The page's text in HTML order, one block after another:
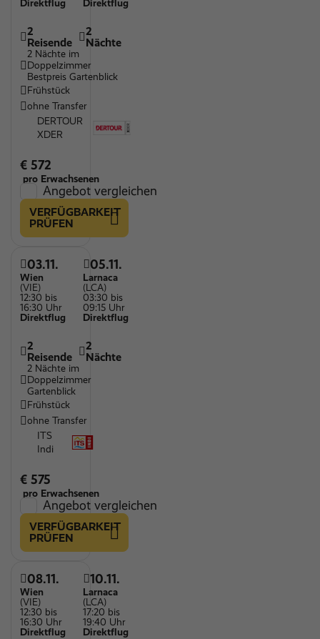
Direktflug Direktflug
2
Reisende
2
Nächte
2 Nächte im
Doppelzimmer
Bestpreis Gartenblick
Frühstück
ohne Transfer
DERTOUR
XDER
€ 572
pro Erwachsenen
Angebot vergleichen
VERFÜGBARKEIT
PRÜFEN
03.11.
Wien
(VIE)
12:30 bis
16:30 Uhr
Direktflug
05.11.
Larnaca
(LCA)
03:30 bis
09:15 Uhr
Direktflug
2
Reisende
2
Nächte
2 Nächte im
Doppelzimmer
Gartenblick
Frühstück
ohne Transfer
ITS
Indi
€ 575
pro Erwachsenen
Angebot vergleichen
VERFÜGBARKEIT
PRÜFEN
08.11.
Wien
(VIE)
12:30 bis
16:30 Uhr
Direktflug
10.11.
Larnaca
(LCA)
17:20 bis
19:40 Uhr
Direktflug